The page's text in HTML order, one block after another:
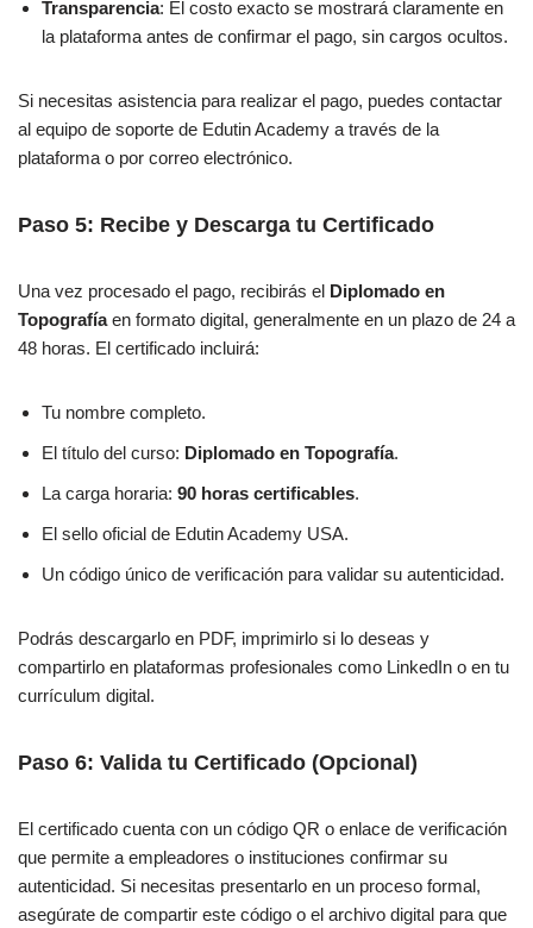
Transparencia: El costo exacto se mostrará claramente en
la plataforma antes de confirmar el pago, sin cargos ocultos.
Si necesitas asistencia para realizar el pago, puedes contactar
al equipo de soporte de Edutin Academy a través de la
plataforma o por correo electrónico.
Paso 5: Recibe y Descarga tu Certificado
Una vez procesado el pago, recibirás el Diplomado en
Topografíaen formato digital, generalmente en un plazo de 24 a
48 horas. El certificado incluirá:
Tu nombre completo.
El título del curso: Diplomado en Topografía.
La carga horaria: 90 horas certificables.
El sello oficial de Edutin Academy USA.
Un código único de verificación para validar su autenticidad.
Podrás descargarlo en PDF, imprimirlo si lo deseas y
compartirlo en plataformas profesionales como LinkedIn o en tu
currículum digital.
Paso 6: Valida tu Certificado (Opcional)
El certificado cuenta con un código QR o enlace de verificación
que permite a empleadores o instituciones confirmar su
autenticidad. Si necesitas presentarlo en un proceso formal,
asegúrate de compartir este código o el archivo digital para que